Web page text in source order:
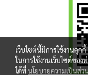
เว็บไซต์นี้มีการใช้งานคุ
ในการใช้งานเว็บไซต์ขอ
ได้ที่นโยบายความเป็นส่ว